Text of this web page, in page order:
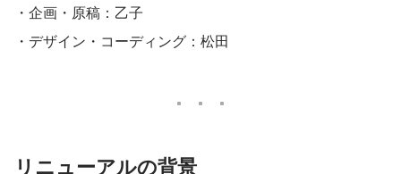
・企画・原稿：乙子
・デザイン・コーディング：松田
リニューアルの背景